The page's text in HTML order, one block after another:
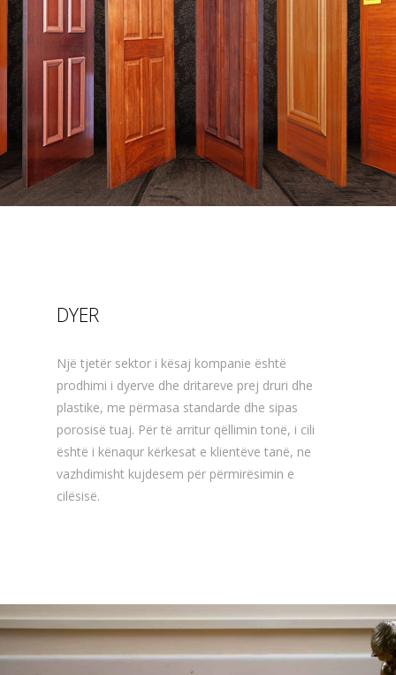
DYER
Një tjetër sektor i kësaj kompanie është
prodhimi i dyerve dhe dritareve prej druri dhe
plastike, me përmasa standarde dhe sipas
porosisë tuaj. Për të arritur qëllimin tonë, i cili
është i kënaqur kërkesat e klientëve tanë, ne
vazhdimisht kujdesem për përmirësimin e
cilësisë.